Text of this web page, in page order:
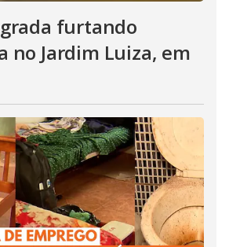
furtando
no Jardim Luiza, em